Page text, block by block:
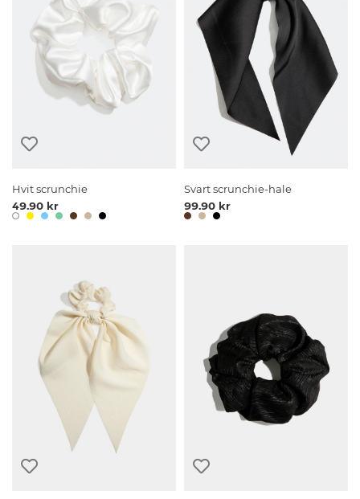
Hvit scrunchie
49.90 kr
Svart scrunchie-hale
99.90 kr